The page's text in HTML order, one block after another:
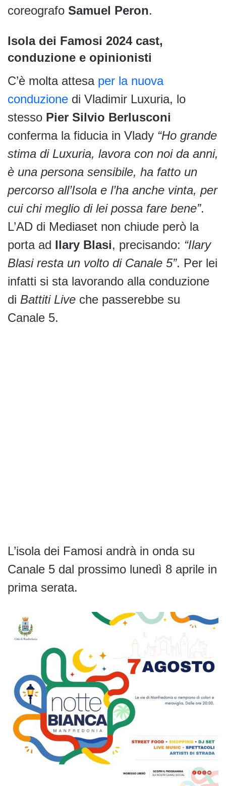
coreografo Samuel Peron.
Isola dei Famosi 2024 cast,
conduzione e opinionisti
C’è molta attesa per la nuova
conduzione di Vladimir Luxuria, lo
stesso Pier Silvio Berlusconi
conferma la fiducia in Vlady “Ho grande
stima di Luxuria, lavora con noi da anni,
è una persona sensibile, ha fatto un
percorso all’Isola e l’ha anche vinta, per
cui chi meglio di lei possa fare bene”.
L’AD di Mediaset non chiude però la
porta ad Ilary Blasi, precisando: “Ilary
Blasi resta un volto di Canale 5”. Per lei
infatti si sta lavorando alla conduzione
di Battiti Live che passerebbe su
Canale 5.
L’isola dei Famosi andrà in onda su
Canale 5 dal prossimo lunedì 8 aprile in
prima serata.